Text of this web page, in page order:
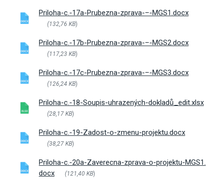
Priloha-c.-17a-Prubezna-zprava-–-MGS1.docx
(132,76 KB)
Priloha-c.-17b-Prubezna-zprava-–-MGS2.docx
(117,23 KB)
Priloha-c.-17c-Prubezna-zprava-–-MGS3.docx
(126,24 KB)
Priloha-c.-18-Soupis-uhrazených-dokladů_edit.xlsx
(28,17 KB)
Priloha-c.-19-Zadost-o-zmenu-projektu.docx
(38,27 KB)
Priloha-c.-20a-Zaverecna-zprava-o-projektu-MGS1.
docx
(121,40 KB)